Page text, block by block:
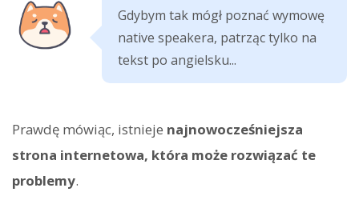
Gdybym tak mógł poznać wymowę
native speakera, patrząc tylko na
tekst po angielsku...
Prawdę mówiąc, istnieje najnowocześniejsza
strona internetowa, która może rozwiązać te
problemy.